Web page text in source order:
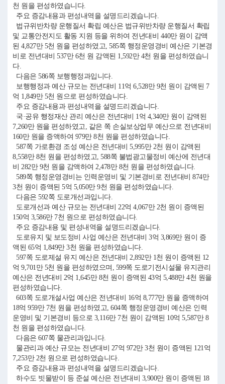
천 원을 편성하였습니다.
주요 증감내용과 편성내역을 설명드리겠습니다.
법규위반차량 운행질서 확립 예산은 법규위반차량 운행질서 확립
및 교통안전지도 활동 지원 등을 위하여 전년대비 440만 원이 감액
된 4,827만 5천 원을 편성하였고, 585쪽 행정운영경비 예산은 기본경
비로 전년대비 537만 6천 원 감액된 1,592만 4천 원을 편성하였습니
다.
다음은 586쪽 보행행정과입니다.
보행행정과 예산 규모는 전년대비 11억 6,528만 9천 원이 감액된 7
억 1,849만 5천 원으로 편성하였습니다.
주요 증감내용과 편성내역을 설명드리겠습니다.
국·공유 행정재산 관리 예산은 전년대비 1억 4,340만 원이 감액된
7,260만 원을 편성하였고, 같은 쪽 손실보상업무 예산으로 전년대비
160만 원을 증액하여 979만 8천 원을 편성하였습니다.
587쪽 가로환경 조성 예산은 전년대비 5,995만 2천 원이 감액된
8,558만 8천 원을 편성하였고, 588쪽 불법광고물정비 예산에 전년대
비 282만 9천 원을 감액하여 2,478만 8천 원을 편성하였습니다.
589쪽 행정운영경비는 인력운영비 및 기본경비로 전년대비 874만
3천 원이 증액된 5억 5,050만 9천 원을 편성하였습니다.
다음은 592쪽 도로개선과입니다.
도로개선과 예산 규모는 전년대비 22억 4,067만 2천 원이 증액된
150억 3,586만 7천 원으로 편성하였습니다.
주요 증감내용 및 편성내역을 설명드리겠습니다.
도로유지 및 보도정비 사업 예산은 전년대비 3억 3,869만 원이 증
액된 65억 1,849만 3천 원을 편성하였습니다.
597쪽 도로제설 유지 예산은 전년대비 2,892만 1천 원이 증액된 12
억 9,701만 5천 원을 편성하였으며, 599쪽 도로기전시설물 유지관리
예산은 전년대비 2억 1,645만 8천 원이 증액된 43억 5,488만 4천 원을
편성하였습니다.
603쪽 도로개설사업 예산은 전년대비 16억 8,777만 원을 증액하여
18억 959만 7천 원을 편성하였고, 604쪽 행정운영경비 예산은 인력
운영비 및 기본경비 등으로 3,116만 7천 원이 감액된 10억 5,587만 8
천 원을 편성하였습니다.
다음은 607쪽 물관리과입니다.
물관리과 예산 규모는 전년대비 27억 972만 3천 원이 증액된 121억
7,253만 2천 원으로 편성하였습니다.
주요 증감내용과 편성내역을 설명드리겠습니다.
하수도 빗물받이 등 준설 예산은 전년대비 3,900만 원이 증액된 18